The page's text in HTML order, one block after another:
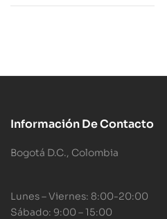
Información De Contacto
Bogotá D.C., Colombia
Lunes – Viernes: 8:00-20:00
Sábado: 9:00 – 15:00